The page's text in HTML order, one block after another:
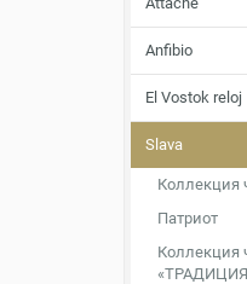
Anfibio
El Vostok reloj
Slava
Коллекция
Патриот
Коллекция